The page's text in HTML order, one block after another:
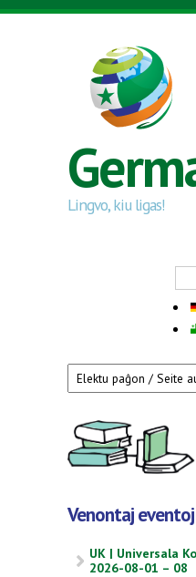
Skip to main content
Lingvo, kiu ligas!
Venontaj eventoj
UK | Universala
2026-08-01 – 08